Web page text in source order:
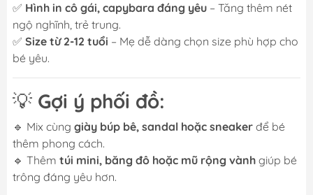
✅ Hình in cô gái, capybara đáng yêu – Tăng thêm nét
ngộ nghĩnh, trẻ trung.
✅ Size từ 2-12 tuổi – Mẹ dễ dàng chọn size phù hợp cho
bé yêu.
💡 Gợi ý phối đồ:
🔹 Mix cùng giày búp bê, sandal hoặc sneaker để bé
thêm phong cách.
🔹 Thêm túi mini, băng đô hoặc mũ rộng vành giúp bé
trông đáng yêu hơn.